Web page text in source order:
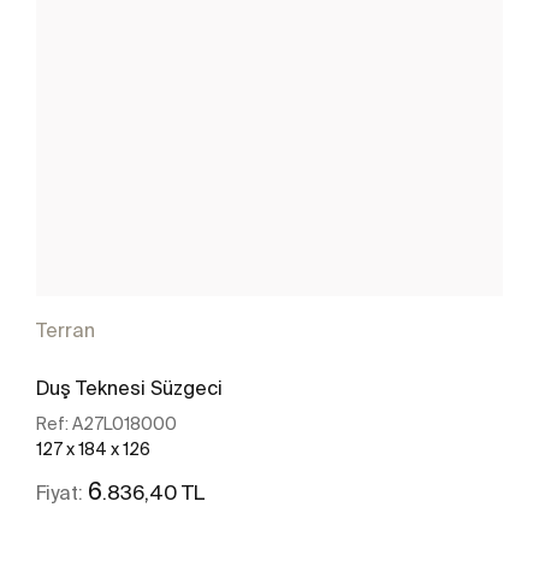
Terran
Duş Teknesi Süzgeci
Ref: A27L018000
127 x 184 x 126
Fiyat: 6.836,40 TL